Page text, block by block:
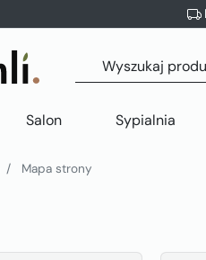
Salon Sypialnia
Mapa strony